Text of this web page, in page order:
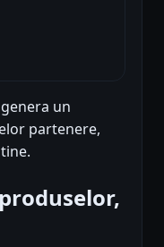
un
partenere,